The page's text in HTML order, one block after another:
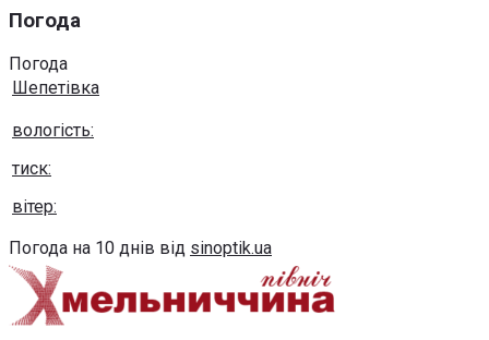
Погода
Погода
Шепетівка
вологість:
тиск:
вітер:
Погода на 10 днів від sinoptik.ua